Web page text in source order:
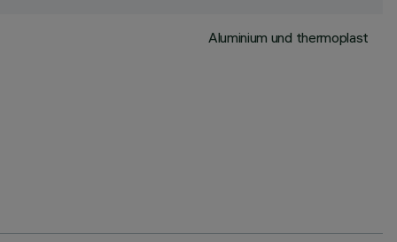
Aluminium und thermoplast